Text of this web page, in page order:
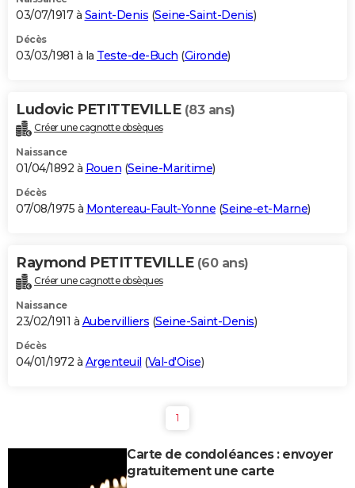
03/07/1917 à Saint-Denis (Seine-Saint-Denis)
Décès
03/03/1981 à la Teste-de-Buch (Gironde)
Ludovic PETITTEVILLE (83 ans)
Créer une cagnotte obsèques
Naissance
01/04/1892 à Rouen (Seine-Maritime)
Décès
07/08/1975 à Montereau-Fault-Yonne (Seine-et-Marne)
Raymond PETITTEVILLE (60 ans)
Créer une cagnotte obsèques
Naissance
23/02/1911 à Aubervilliers (Seine-Saint-Denis)
Décès
04/01/1972 à Argenteuil (Val-d'Oise)
1
Carte de condoléances : envoyer
gratuitement une carte